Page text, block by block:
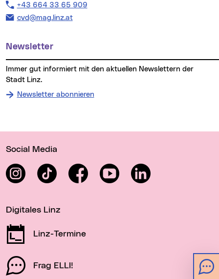
Telefon:
+43 664 33 65 909
E-Mail Adresse:
cvd@mag.linz.at
Newsletter
Stadt Linz.
Newsletter abonnieren
Social Media
InstagramTikTok FacebookYouTube LinkedIn
Digitales Linz
Linz-Termine
Frag ELLI!